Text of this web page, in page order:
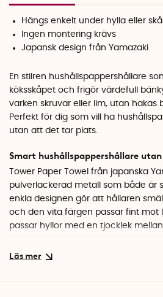
Hängs enkelt under hylla eller
Ingen montering krävs
Japansk design från Yamazaki
En stilren hushållspappershållare
köksskåpet och frigör värdefull
varken skruvar eller lim, utan hakas
Perfekt för dig som vill ha
utan att det tar plats.
Smart hushållspappershållare
Tower Paper Towel från japanska
pulverlackerad metall som både är
enkla designen gör att hållaren
och den vita färgen passar fint mot
passar hyllor med en tjocklek
Håller ordning i köket